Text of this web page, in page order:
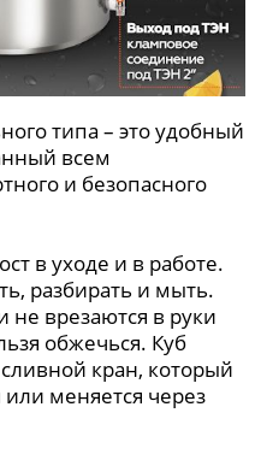
типа – это удобный
всем
и безопасного
в уходе и в работе.
разбирать и мыть.
не врезаются в руки
обжечься. Куб
кран, который
меняется через